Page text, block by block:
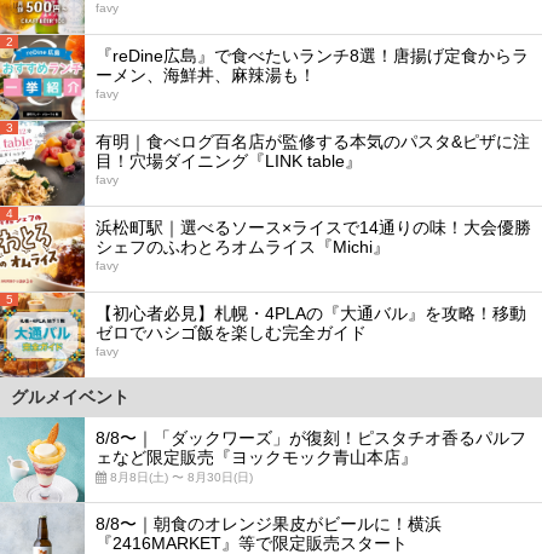
favy
2
『reDine広島』で食べたいランチ8選！唐揚げ定食からラ
ーメン、海鮮丼、麻辣湯も！
favy
3
有明｜食べログ百名店が監修する本気のパスタ&ピザに注
目！穴場ダイニング『LINK table』
favy
4
浜松町駅｜選べるソース×ライスで14通りの味！大会優勝
シェフのふわとろオムライス『Michi』
favy
5
【初心者必見】札幌・4PLAの『大通バル』を攻略！移動
ゼロでハシゴ飯を楽しむ完全ガイド
favy
グルメイベント
8/8〜｜「ダックワーズ」が復刻！ピスタチオ香るパルフ
ェなど限定販売『ヨックモック青山本店』
8月8日(土) 〜 8月30日(日)
8/8〜｜朝食のオレンジ果皮がビールに！横浜
『2416MARKET』等で限定販売スタート